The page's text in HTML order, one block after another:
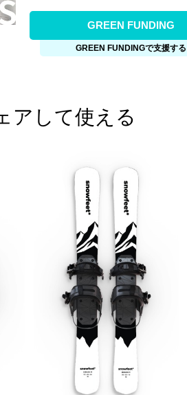
GREEN FUNDING
GREEN FUNDINGで支援する
アして使える